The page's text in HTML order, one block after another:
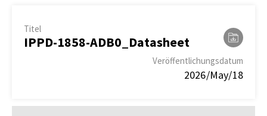
Titel
IPPD-1858-ADB0_Datasheet
Veröffentlichungsdatum
2026/May/18